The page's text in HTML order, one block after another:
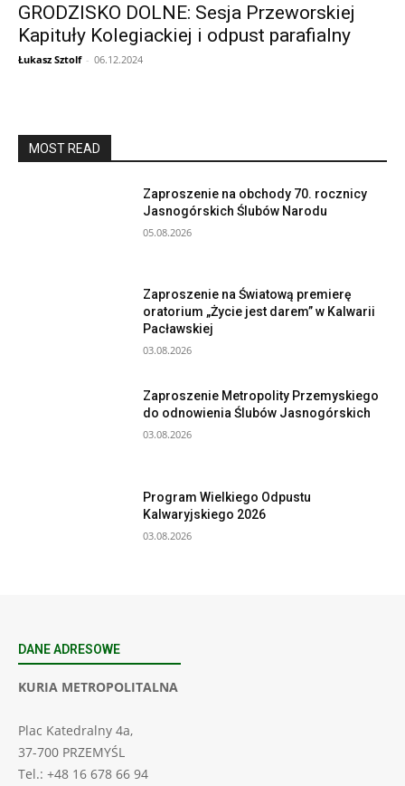
GRODZISKO DOLNE: Sesja Przeworskiej
Kapituły Kolegiackiej i odpust parafialny
Łukasz Sztolf - 06.12.2024
MOST READ
Zaproszenie na obchody 70. rocznicy
Jasnogórskich Ślubów Narodu
05.08.2026
Zaproszenie na Światową premierę
oratorium „Życie jest darem” w Kalwarii
Pacławskiej
03.08.2026
Zaproszenie Metropolity Przemyskiego
do odnowienia Ślubów Jasnogórskich
03.08.2026
Program Wielkiego Odpustu
Kalwaryjskiego 2026
03.08.2026
DANE ADRESOWE
KURIA METROPOLITALNA
Plac Katedralny 4a,
37-700 PRZEMYŚL
Tel.: +48 16 678 66 94